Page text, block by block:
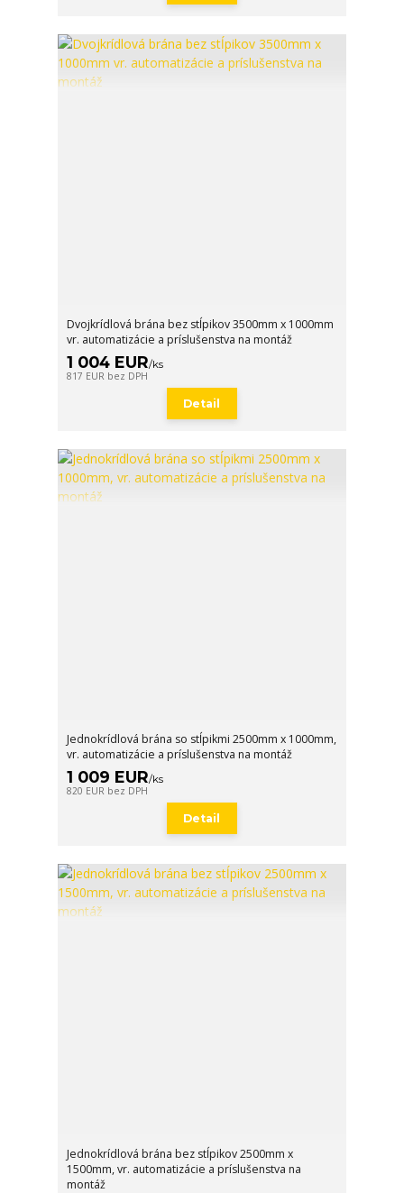
Dvojkrídlová brána bez stĺpikov 3500mm x 1000mm
vr. automatizácie a príslušenstva na montáž
1 004 EUR/ks
817 EUR bez DPH
Detail
Jednokrídlová brána so stĺpikmi 2500mm x 1000mm,
vr. automatizácie a príslušenstva na montáž
1 009 EUR/ks
820 EUR bez DPH
Detail
Jednokrídlová brána bez stĺpikov 2500mm x
1500mm, vr. automatizácie a príslušenstva na
montáž